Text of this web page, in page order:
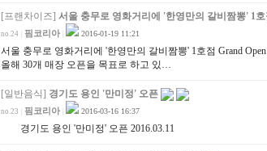
[프랜차이즈] 서울 충무로 영화거리에 '한영만의 갈비짬뽕' 1
no.24 핌코리아 2016-01-19 11:21
서울 충무로 영화거리에 '한영만의 갈비짬뽕' 1호점 Grand
올해 30개 매장 오픈을 목표로 하고 있…
[일반음식] 경기도 용인 '만미정' 오픈
no.23 핌코리아 2016-03-16 16:37
경기도 용인 '만미정' 오픈 2016.03.11